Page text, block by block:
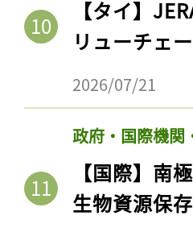
【タイ】
リューチェ
2026/07/21
政府・国際機関
【国際】南
生物資源保